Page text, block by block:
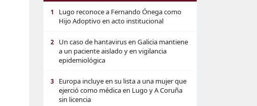
1
Lugo reconoce a Fernando Ónega como
Hijo Adoptivo en acto institucional
2
Un caso de hantavirus en Galicia mantiene
a un paciente aislado y en vigilancia
epidemiológica
3
Europa incluye en su lista a una mujer que
ejerció como médica en Lugo y A Coruña
sin licencia